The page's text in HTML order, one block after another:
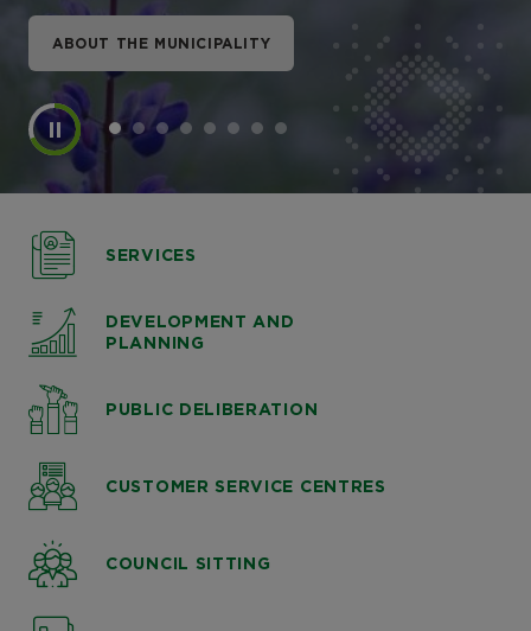
ABOUT THE MUNICIPALITY
ABOUT THE MUNICIPALITY
ABOUT THE MUNICIPALITY
ABOUT THE MUNICIPALITY
ABOUT THE MUNICIPALITY
ABOUT THE MUNICIPALITY
ABOUT THE MUNICIPALITY
ABOUT THE MUNICIPALITY
SERVICES
DEVELOPMENT AND
PLANNING
PUBLIC DELIBERATION
CUSTOMER SERVICE CENTRES
COUNCIL SITTING